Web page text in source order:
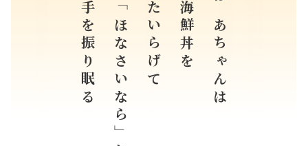
ばあちゃんは
海鮮丼を
たいらげて
「ほなさいなら」と
手を振り眠る